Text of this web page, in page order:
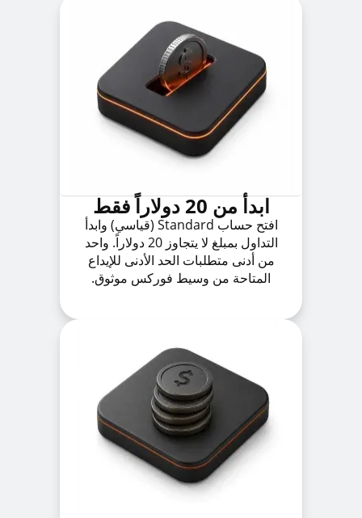
ابدأ من 20 دولاراً فقط
افتح حساب Standard (قياسي) وابدأ
التداول بمبلغ لا يتجاوز 20 دولاراً. واحد
من أدنى متطلبات الحد الأدنى للإيداع
المتاحة من وسيط فوركس موثوق.